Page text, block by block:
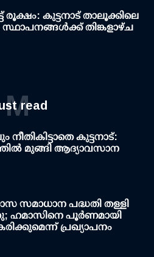
രൂക്ഷം: കുട്ടനാട് താലൂക്കിലെ
സ്ഥാപനങ്ങള്‍ക്ക് തിങ്കളാഴ്ച
read
M
കുട്ടനാട്:
മുങ്ങി ആദ്യാവസാന
ഗാസ സമാധാന പദ്ധതി തള്ളി
ഹമാസിനെ പൂര്‍ണമായി
പ്രഖ്യാപനം